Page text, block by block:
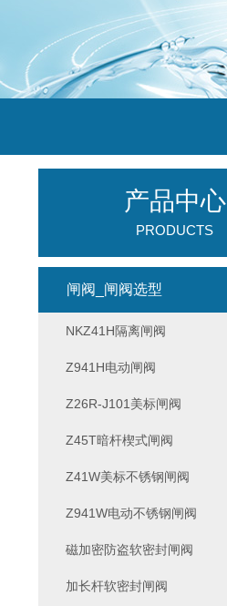
产品中心
PRODUCTS
闸阀_闸阀选型
NKZ41H隔离闸阀
Z941H电动闸阀
Z26R-J101美标闸阀
Z45T暗杆楔式闸阀
Z41W美标不锈钢闸阀
Z941W电动不锈钢闸阀
磁加密防盗软密封闸阀
加长杆软密封闸阀